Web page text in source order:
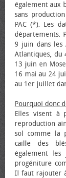
également aux
sans
PAC (*). Les
départements.
9 juin dans les
Atlantiques, du
13 juin en
16 mai au 24
au 1er juillet
Pourquoi donc
Elles visent à
reproduction
sol comme la
caille des
également
progéniture
Il faut rajouter